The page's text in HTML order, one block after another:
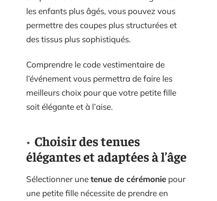
les enfants plus âgés, vous pouvez vous
permettre des coupes plus structurées et
des tissus plus sophistiqués.
Comprendre le code vestimentaire de
l’événement vous permettra de faire les
meilleurs choix pour que votre petite fille
soit élégante et à l’aise.
Choisir des tenues
élégantes et adaptées à l’âge
Sélectionner unetenue de cérémonie pour
une petite fille nécessite de prendre en